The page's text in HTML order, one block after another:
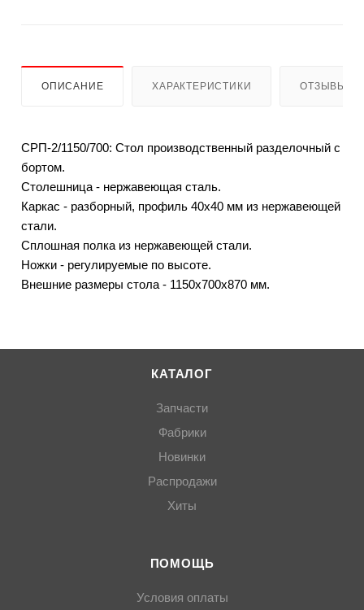
ОПИСАНИЕ ХАРАКТЕРИСТИКИ ОТЗЫВЫ
СРП-2/1150/700: Стол производственный разделочный с
бортом.
Столешница - нержавеющая сталь.
Каркас - разборный, профиль 40х40 мм из нержавеющей
стали.
Сплошная полка из нержавеющей стали.
Ножки - регулируемые по высоте.
Внешние размеры стола - 1150x700x870 мм.
КАТАЛОГ
Запчасти
Фабрики
Новинки
Распродажи
Хиты
ПОМОЩЬ
Условия оплаты